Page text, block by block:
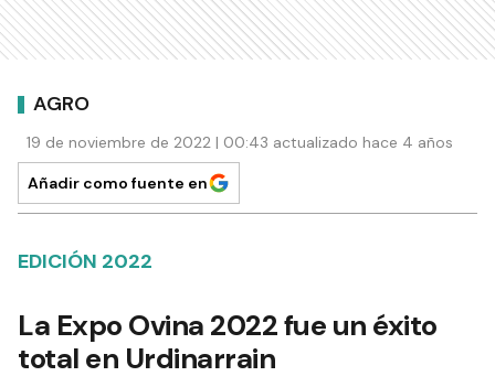
AGRO
19 de noviembre de 2022 | 00:43 actualizado hace 4 años
Añadir como fuente en
EDICIÓN 2022
La Expo Ovina 2022 fue un éxito
total en Urdinarrain